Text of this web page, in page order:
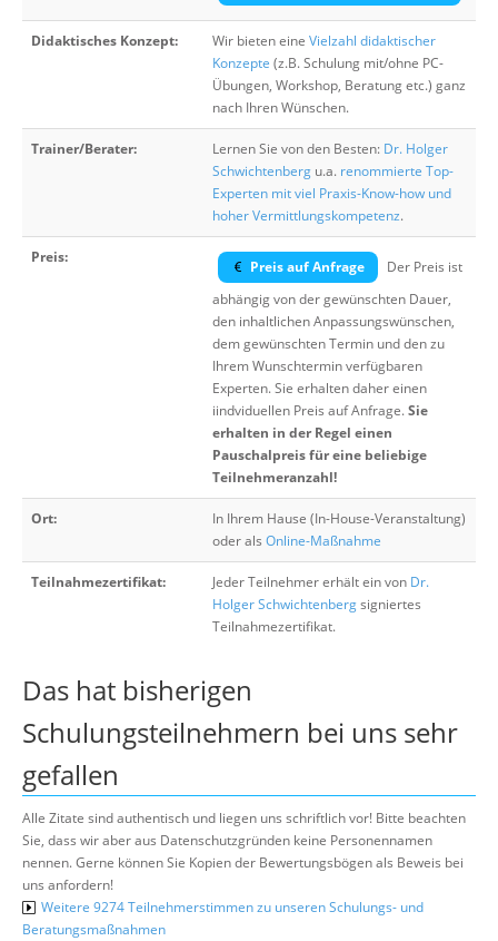
Didaktisches Konzept: Wir bieten eine Vielzahl didaktischer
Konzepte (z.B. Schulung mit/ohne PC-
Übungen, Workshop, Beratung etc.) ganz
nach Ihren Wünschen.
Trainer/Berater: Lernen Sie von den Besten: Dr. Holger
Schwichtenberg u.a. renommierte Top-
Experten mit viel Praxis-Know-how und
hoher Vermittlungskompetenz.
Preis:
Preis auf Anfrage
Der Preis ist
abhängig von der gewünschten Dauer,
den inhaltlichen Anpassungswünschen,
dem gewünschten Termin und den zu
Ihrem Wunschtermin verfügbaren
Experten. Sie erhalten daher einen
iindviduellen Preis auf Anfrage.Sie
erhalten in der Regel einen
Pauschalpreis für eine beliebige
Teilnehmeranzahl!
Ort:
In Ihrem Hause (In-House-Veranstaltung)
oder als Online-Maßnahme
Teilnahmezertifikat: Jeder Teilnehmer erhält ein von Dr.
Holger Schwichtenbergsigniertes
Teilnahmezertifikat.
Das hat bisherigen
Schulungsteilnehmern bei uns sehr
gefallen
Alle Zitate sind authentisch und liegen uns schriftlich vor! Bitte beachten
Sie, dass wir aber aus Datenschutzgründen keine Personennamen
nennen. Gerne können Sie Kopien der Bewertungsbögen als Beweis bei
uns anfordern!
Weitere 9274 Teilnehmerstimmen zu unseren Schulungs- und
Beratungsmaßnahmen